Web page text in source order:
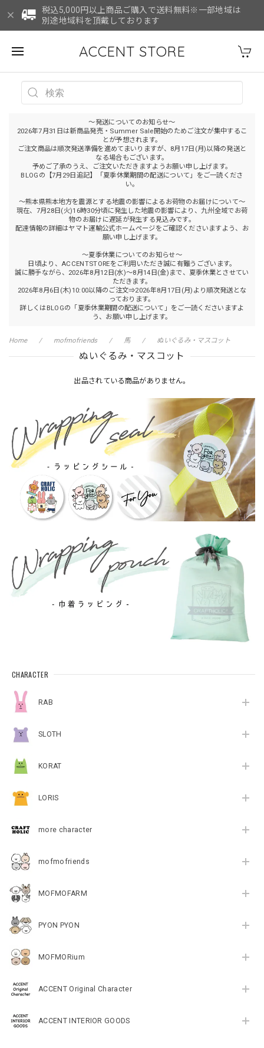
税込5,000円以上商品ご購入で送料無料※一部地域は
別途地域料を頂戴しております
ACCENT STORE
～発送についてのお知らせ～
2026年7月31日は新商品発売・Summer Sale開始のためご注文が集中するこ
とが予想されます。
ご注文商品は順次発送準備を進めてまいりますが、8月17日(月)以降の発送と
なる場合もございます。
予めご了承のうえ、ご注文いただきますようお願い申し上げます。
BLOGの【7月29日追記】「夏季休業期間の配送について」をご一読くださ
い。
～熊本県熊本地方を震源とする地震の影響によるお荷物のお届けについて～
現在、7月28日(火)16時30分頃に発生した地震の影響により、九州全域でお荷
物のお届けに遅延が発生する見込みです。
配達情報の詳細はヤマト運輸公式ホームページをご確認くださいますよう、お
願い申し上げます。
～夏季休業についてのお知らせ～
日頃より、ACCENTSTOREをご利用いただき誠に有難うございます。
誠に勝手ながら、2026年8月12日(水)～8月14日(金)まで、夏季休業とさせてい
ただきます。
2026年8月6日(木)10:00以降のご注文⇒2026年8月17日(月)より順次発送とな
っております。
詳しくはBLOGの「夏季休業期間の配送について」をご一読くださいますよ
う、お願い申し上げます。
CHARACTER
RAB
SLOTH
KORAT
LORIS
more character
mofmofriends
MOFMOFARM
PYON PYON
MOFMORium
ACCENT Original Character
ACCENT INTERIOR GOODS
Home mofmofriends 馬 ぬいぐるみ・マスコット
ぬいぐるみ・マスコット
出品されている商品がありません。